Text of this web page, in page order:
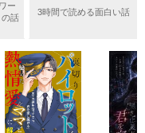
ないと、俺は沙穂を諦
フ言う人だとも思って
ー
の話
3時間で読める面白い話